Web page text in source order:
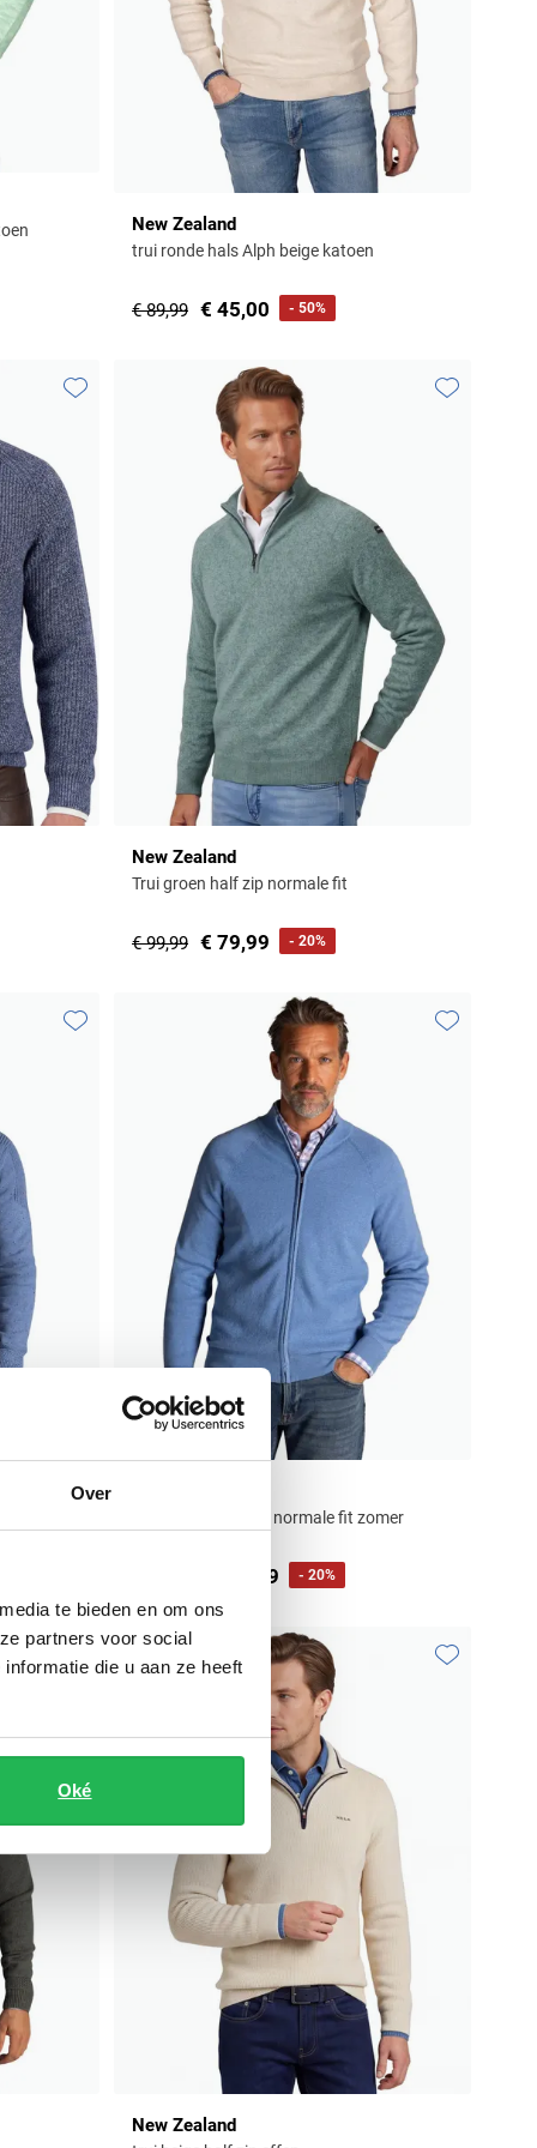
Over
te bieden en om ons
partners voor social
die u aan ze heeft
Oké
New Zealand
trui ronde hals Alph beige katoen
€ 89,99 € 45,00 - 50%
Toevoegen aan favorieten
New Zealand
Trui groen half zip normale fit
€ 99,99 € 79,99 - 20%
Katoen vest blauw normale fit zomer
€ 95,99 - 20%
New Zealand